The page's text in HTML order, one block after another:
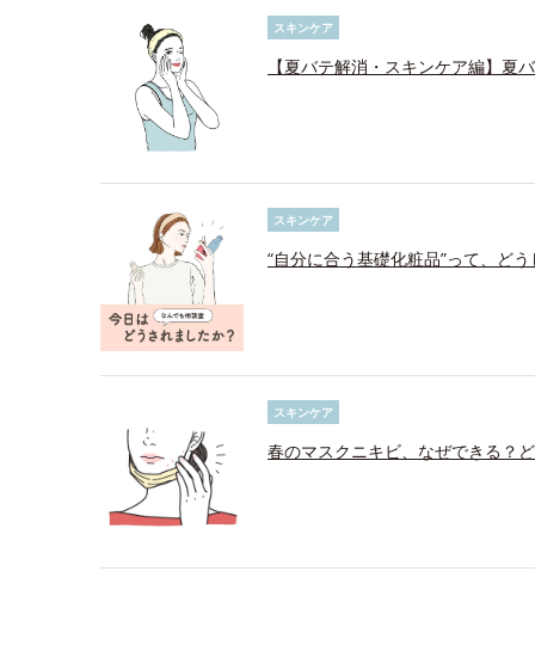
スキンケア
【夏バテ解消・スキンケア編】夏
スキンケア
“自分に合う基礎化粧品”って、ど
スキンケア
春のマスクニキビ、なぜできる？